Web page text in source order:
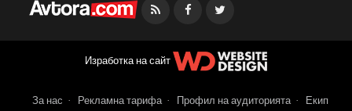
Facebook
Изработка на сайт
За нас Рекламна тарифа Профил на аудиторията
Екип